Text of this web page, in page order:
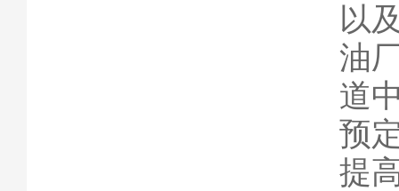
以
油
道
预
提